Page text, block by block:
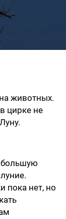
животных.
цирке не
пока нет, но